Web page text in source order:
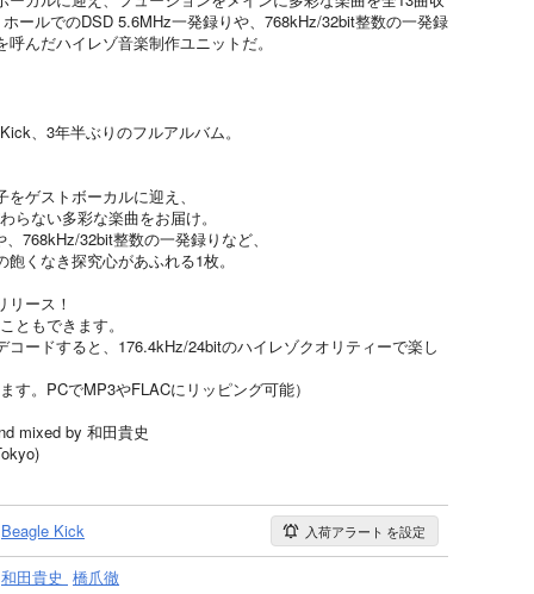
ールでのDSD 5.6MHz一発録りや、768kHz/32bit整数の一発録
んだハイレゾ音楽制作ユニットだ。
、3年半ぶりのフルアルバム。
ゲストボーカルに迎え、
らない多彩な楽曲をお届け。
768kHz/32bit整数の一発録りなど、
くなき探究心があふれる1枚。
リース！
ともできます。
ードすると、176.4kHz/24bitのハイレゾクオリティーで楽し
す。PCでMP3やFLACにリッピング可能）
mixed by 和田貴史
Beagle Kick 入荷アラート を設定
和田貴史 橋爪徹